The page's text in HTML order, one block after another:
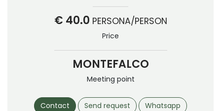
€ 40.0 PERSONA/PERSON
Price
MONTEFALCO
Meeting point
Contact Send request Whatsapp